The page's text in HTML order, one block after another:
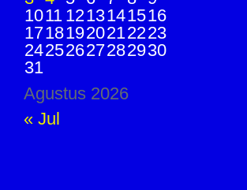
Agustus 2026
1011 1213141516
17181920212223
24252627282930
31
« Jul